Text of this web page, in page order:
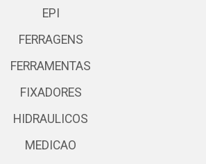
EPI
FERRAGENS
FERRAMENTAS
FIXADORES
HIDRAULICOS
MEDICAO